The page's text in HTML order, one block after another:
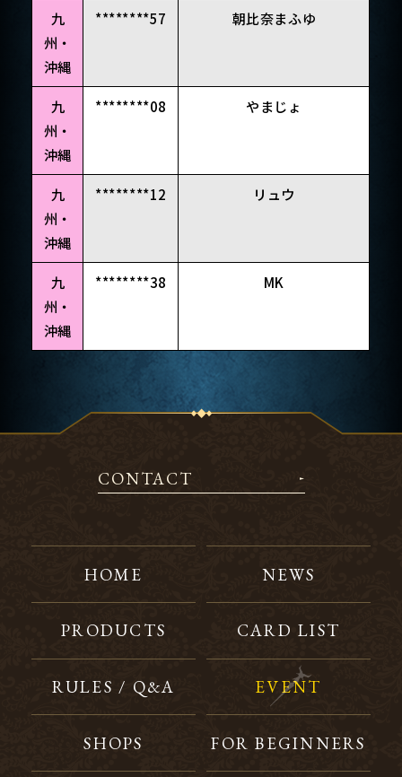
九
州・
沖縄
********57 朝比奈まふゆ
九
州・
沖縄
********08 やまじょ
九
州・
沖縄
********12 リュウ
九
州・
沖縄
********38 MK
CONTACT
HOME NEWS
PRODUCTS CARD LIST
RULES / Q&A EVENT
SHOPS FOR BEGINNERS